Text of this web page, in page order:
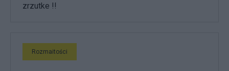
zrzutke !!
Rozmaitości